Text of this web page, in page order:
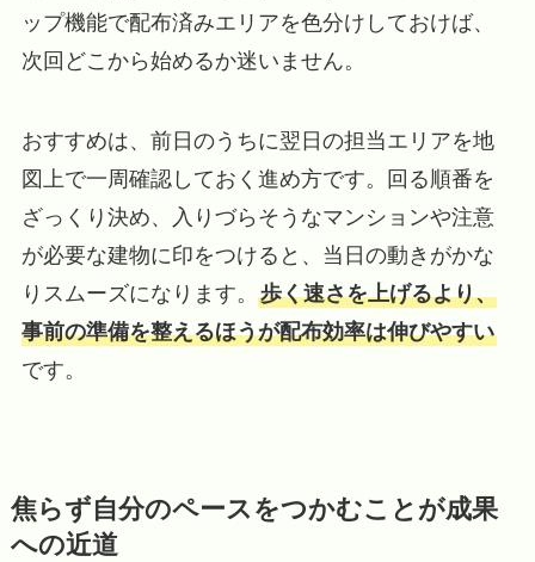
ップ機能で配布済みエリアを色分けしておけば、
次回どこから始めるか迷いません。
おすすめは、前日のうちに翌日の担当エリアを地
図上で一周確認しておく進め方です。回る順番を
ざっくり決め、入りづらそうなマンションや注意
が必要な建物に印をつけると、当日の動きがかな
りスムーズになります。 歩く速さを上げるより、
事前の準備を整えるほうが配布効率は伸びやすい
です。
焦らず自分のペースをつかむことが成果
への近道